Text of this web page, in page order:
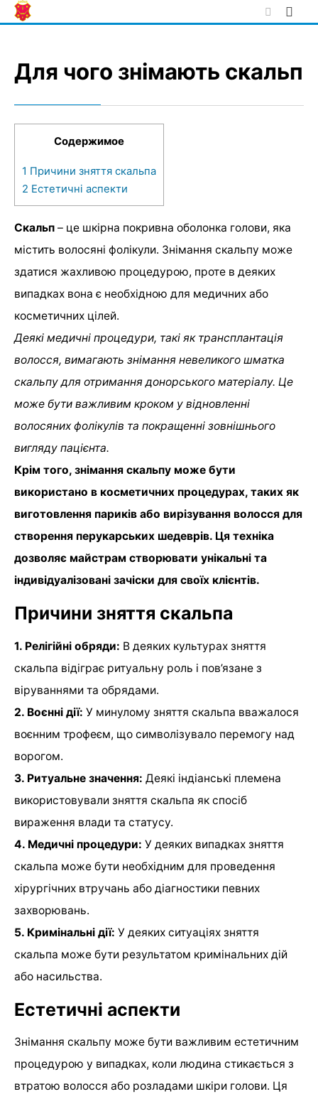
Skip
to
Для чого знімають скальп
Содержимое
1 Причини зняття скальпа
2 Естетичні аспекти
Скальп – це шкірна покривна оболонка голови, яка
містить волосяні фолікули. Знімання скальпу може
здатися жахливою процедурою, проте в деяких
випадках вона є необхідною для медичних або
косметичних цілей.
Деякі медичні процедури, такі як трансплантація
волосся, вимагають знімання невеликого шматка
скальпу для отримання донорського матеріалу. Це
може бути важливим кроком у відновленні
волосяних фолікулів та покращенні зовнішнього
вигляду пацієнта.
Крім того, знімання скальпу може бути
використано в косметичних процедурах, таких як
виготовлення париків або вирізування волосся для
створення перукарських шедеврів. Ця техніка
дозволяє майстрам створювати унікальні та
індивідуалізовані зачіски для своїх клієнтів.
Причини зняття скальпа
1. Релігійні обряди: В деяких культурах зняття
скальпа відіграє ритуальну роль і пов’язане з
віруваннями та обрядами.
2. Воєнні дії: У минулому зняття скальпа вважалося
воєнним трофеєм, що символізувало перемогу над
ворогом.
3. Ритуальне значення: Деякі індіанські племена
використовували зняття скальпа як спосіб
вираження влади та статусу.
4. Медичні процедури: У деяких випадках зняття
скальпа може бути необхідним для проведення
хірургічних втручань або діагностики певних
захворювань.
5. Кримінальні дії: У деяких ситуаціях зняття
скальпа може бути результатом кримінальних дій
або насильства.
Естетичні аспекти
Знімання скальпу може бути важливим естетичним
процедурою у випадках, коли людина стикається з
втратою волосся або розладами шкіри голови. Ця